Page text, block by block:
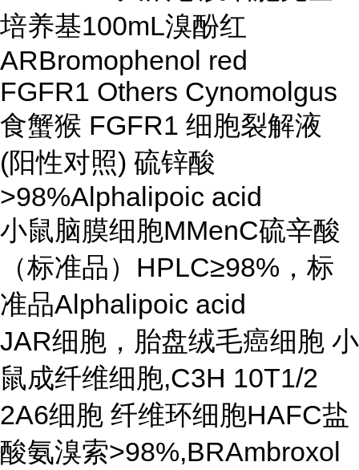
培养基100mL溴酚红
ARBromophenol red
FGFR1 Others Cynomolgus
食蟹猴 FGFR1 细胞裂解液
(阳性对照) 硫锌酸
>98%Alphalipoic acid
小鼠脑膜细胞MMenC硫辛酸
（标准品）HPLC≥98%，标
准品Alphalipoic acid
JAR细胞，胎盘绒毛癌细胞 小
鼠成纤维细胞,C3H 10T1/2
2A6细胞 纤维环细胞HAFC盐
酸氨溴索>98%,BRAmbroxol